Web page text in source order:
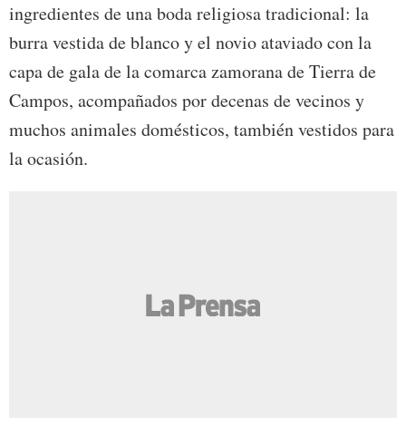
ingredientes de una boda religiosa tradicional: la
burra vestida de blanco y el novio ataviado con la
capa de gala de la comarca zamorana de Tierra de
Campos, acompañados por decenas de vecinos y
muchos animales domésticos, también vestidos para
la ocasión.